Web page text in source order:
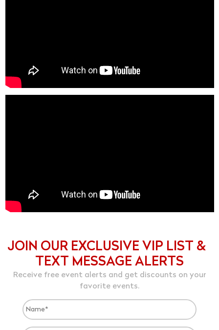
JOIN OUR EXCLUSIVE VIP LIST &
TEXT MESSAGE ALERTS
Receive free event alerts and get discounts on your
favorite events.